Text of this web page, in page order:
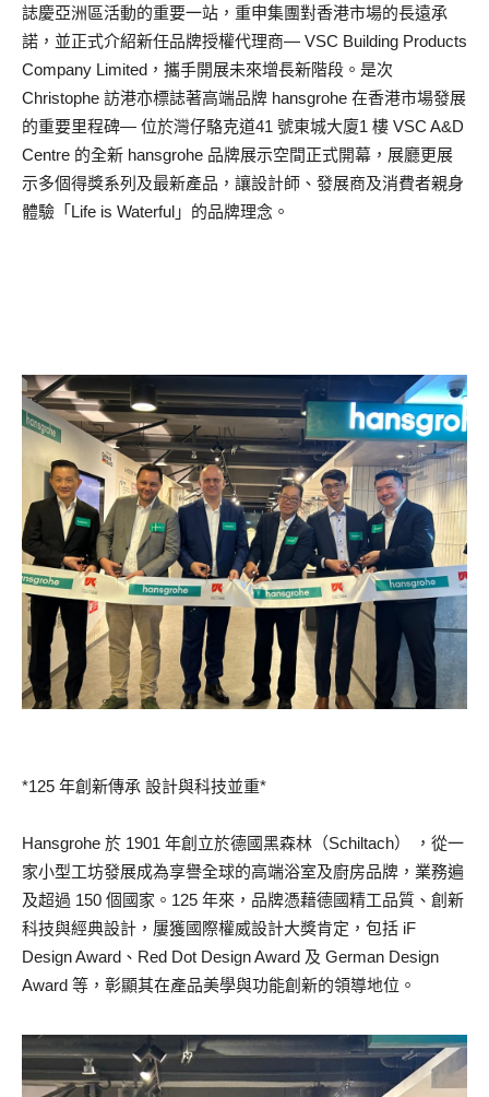
誌慶亞洲區活動的重要一站，重申集團對香港市場的長遠承
諾，並正式介紹新任品牌授權代理商— VSC Building Products
Company Limited，攜手開展未來增長新階段。是次
Christophe 訪港亦標誌著高端品牌 hansgrohe 在香港市場發展
的重要里程碑— 位於灣仔駱克道41 號東城大廈1 樓 VSC A&D
Centre 的全新 hansgrohe 品牌展示空間正式開幕，展廳更展
示多個得獎系列及最新產品，讓設計師、發展商及消費者親身
體驗「Life is Waterful」的品牌理念。
*125 年創新傳承 設計與科技並重*
Hansgrohe 於 1901 年創立於德國黑森林（Schiltach） ，從一
家小型工坊發展成為享譽全球的高端浴室及廚房品牌，業務遍
及超過 150 個國家。125 年來，品牌憑藉德國精工品質、創新
科技與經典設計，屢獲國際權威設計大獎肯定，包括 iF
Design Award、Red Dot Design Award 及 German Design
Award 等，彰顯其在產品美學與功能創新的領導地位。